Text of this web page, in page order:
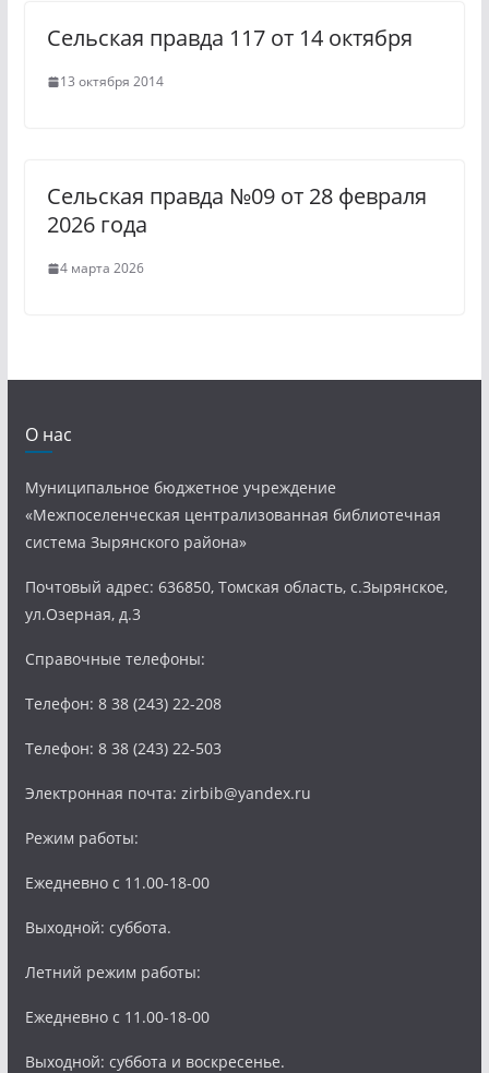
Сельская правда 117 от 14 октября
13 октября 2014
Сельская правда №09 от 28 февраля
2026 года
4 марта 2026
О нас
Муниципальное бюджетное учреждение
«Межпоселенческая централизованная библиотечная
система Зырянского района»
Почтовый адрес: 636850, Томская область, с.Зырянское,
ул.Озерная, д.3
Справочные телефоны:
Телефон: 8 38 (243) 22-208
Телефон: 8 38 (243) 22-503
Электронная почта: zirbib@yandex.ru
Режим работы:
Ежедневно с 11.00-18-00
Выходной: суббота.
Летний режим работы:
Ежедневно с 11.00-18-00
Выходной: суббота и воскресенье.